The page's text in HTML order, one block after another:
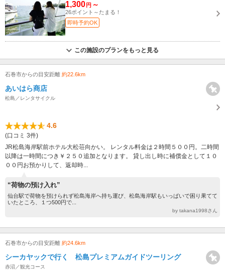
1,300 円 ～
26ポイント～たまる！
即時予約OK
この施設のプランをもっと見る
石巻市からの目安距離 約22.6km
あいはら商店
松島／レンタサイクル
4.6
(口コミ 3件)
JR松島海岸駅前ホテル大松荘向かい。 レンタル料金は２時間５００円。二時間
以降は一時間につき￥２５０追加となります。 貸し出し時に補償金として１０
００円お預かりして、返却時...
“荷物の預け入れ”
仙台駅で荷物を預けられず松島海岸へ持ち運び、松島海岸駅もいっぱいで困り果てて
いたところ、１つ500円で...
by takana1998さん
石巻市からの目安距離 約24.6km
シーカヤックで行く 松島プレミアムガイドツーリング
赤沼／観光コース